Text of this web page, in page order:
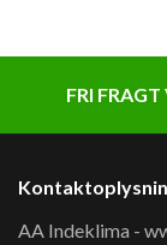
FRI
AA Indeklima -